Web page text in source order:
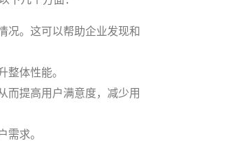
况。这可以帮助企业发现和
体性能。
而提高用户满意度，减少用
求。